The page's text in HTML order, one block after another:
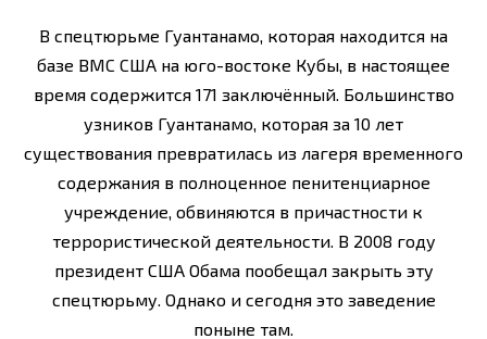
В спецтюрьме Гуантанамо, которая находится на
базе ВМС США на юго-востоке Кубы, в настоящее
время содержится 171 заключённый. Большинство
узников Гуантанамо, которая за 10 лет
существования превратилась из лагеря временного
содержания в полноценное пенитенциарное
учреждение, обвиняются в причастности к
террористической деятельности. В 2008 году
президент США Обама пообещал закрыть эту
спецтюрьму. Однако и сегодня это заведение
поныне там.